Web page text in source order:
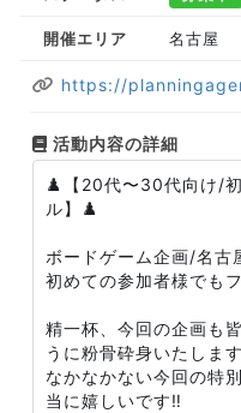
開催エリア 名古屋
https://
活動内容の詳細
♟️【20代〜30代向け/
ル】♟️
ボードゲーム企画/名古
初めての参加者様でも
精一杯、今回の企画も
うに粉骨砕身いたしま
なかなかない今回の特
当に嬉しいです‼️